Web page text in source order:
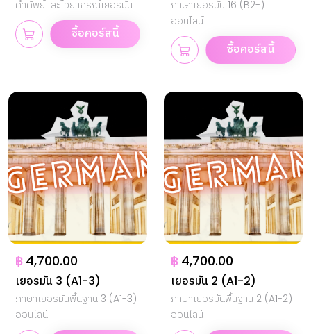
เยอรมัน
คำศัพย์และไวยากรณ์เยอรมัน
ซื้อคอร์สนี้
ภาษาเยอรมัน 16 (B2-)
ออนไลน์
ซื้อคอร์สนี้
฿ 4,700.00
เยอรมัน 3 (A1-3)
ภาษาเยอรมันพื้นฐาน 3 (A1-3)
ออนไลน์
฿ 4,700.00
เยอรมัน 2 (A1-2)
ภาษาเยอรมันพื้นฐาน 2 (A1-2)
ออนไลน์